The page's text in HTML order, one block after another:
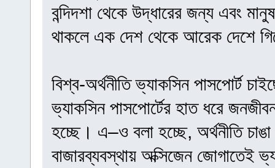
বন্দিদশা থেকে উদ্ধারের জন্য এবং
থাকলে এক দেশ থেকে আরেক দেশে
বিশ্ব-অর্থনীতি ভ্যাকসিন পাসপোর্ট
ভ্যাকসিন পাসপোর্টের হাত ধরে
হচ্ছে। এ–ও বলা হচ্ছে, অর্থনীতি
বাজারব্যবস্থায় অক্সিজেন জোগাতেই